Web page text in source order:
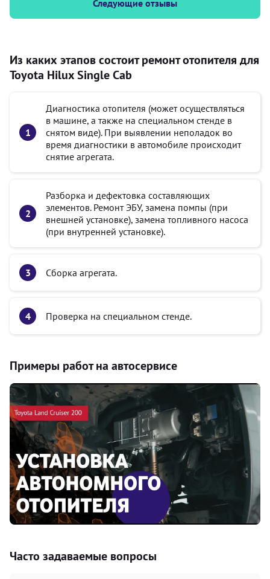
Следующие отзывы
Из каких этапов состоит ремонт отопителя для
Toyota Hilux Single Cab
Диагностика отопителя (может осуществляться
в машине, а также на специальном стенде в
снятом виде). При выявлении неполадок во
время диагностики в автомобиле происходит
снятие агрегата.
Разборка и дефектовка составляющих
элементов. Ремонт ЭБУ, замена помпы (при
внешней установке), замена топливного насоса
(при внутренней установке).
Сборка агрегата.
Проверка на специальном стенде.
Примеры работ на автосервисе
Часто задаваемые вопросы